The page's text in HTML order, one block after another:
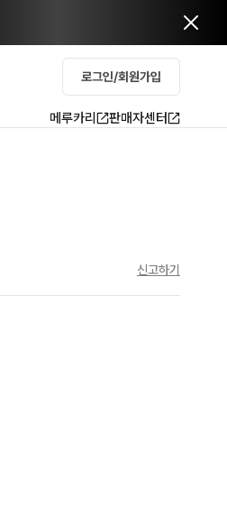
로그인/회원가입
메루카리 판매자센터
신고하기